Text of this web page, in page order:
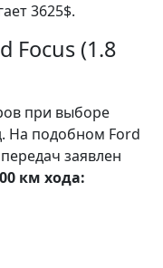
3625$.
Focus (1.8
при выборе
На подобном Ford
заявлен
км хода: